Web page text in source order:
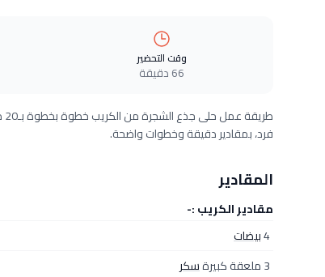
وقت التحضير
66 دقيقة
فرد، بمقادير دقيقة وخطوات واضحة.
المقادير
مقادير الكريب :-
4بيضات
3 ملعقة كبيرة
سكر